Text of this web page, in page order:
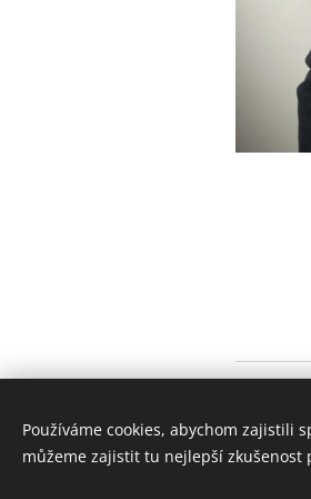
Používáme cookies, abychom zajistili
můžeme zajistit tu nejlepší zkušenost